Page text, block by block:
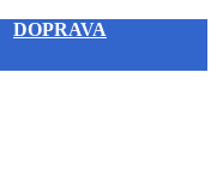
DOPRAVA